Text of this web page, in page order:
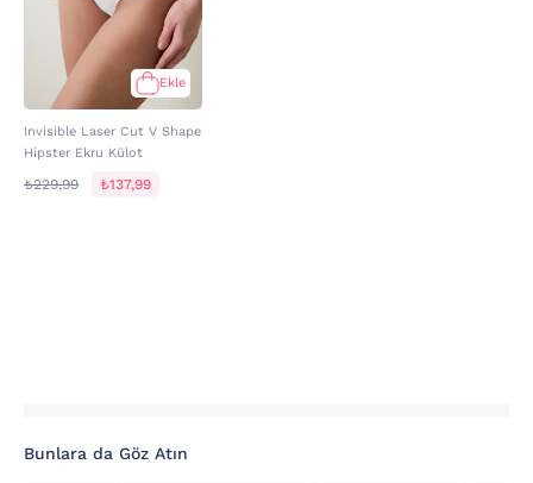
Ekle
Invisible Laser Cut V Shape
Hipster Ekru Külot
₺229,99 ₺137,99
Bunlara da Göz Atın